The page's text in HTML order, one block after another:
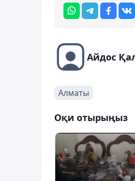
Айдос
Алматы
Оқи отырыңыз